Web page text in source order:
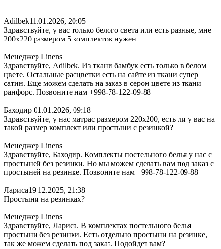
Adilbek11.01.2026, 20:05
Здравствуйте, у вас только белого света или есть разные, мне
200х220 размером 5 комплектов нужен
Менеджер Linens
Здравствуйте, Adilbek. Из ткани бамбук есть только в белом
цвете. Остальные расцветки есть на сайте из ткани супер
сатин. Еще можем сделать на заказ в сером цвете из ткани
ранфорс. Позвоните нам +998-78-122-09-88
Баходир 01.01.2026, 09:18
Здравствуйте, у нас матрас размером 220х200, есть ли у вас на
такой размер комплект или простыни с резинкой?
Менеджер Linens
Здравствуйте, Баходир. Комплекты постельного белья у нас с
простыней без резинки. Но мы можем сделать вам под заказ с
простыней на резинке. Позвоните нам +998-78-122-09-88
Лариса19.12.2025, 21:38
Простыни на резинках?
Менеджер Linens
Здравствуйте, Лариса. В комплектах постельного белья
простыни без резинки. Есть отдельно простыни на резинке,
так же можем сделать под заказ. Подойдет вам?